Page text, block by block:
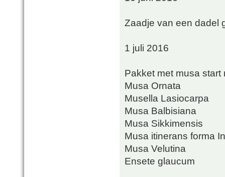
Zaadje van een dadel
1 juli 2016
Pakket met musa
Musa Ornata
Musella Lasiocarpa
Musa Balbisiana
Musa Sikkimensis
Musa itinerans forma
Musa Velutina
Ensete glaucum